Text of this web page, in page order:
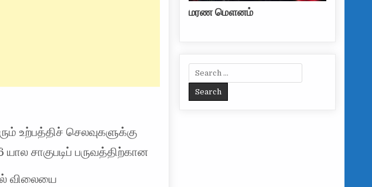
உற்பத்திச் செலவுகளுக்கு
சாகுபடிப் பருவத்திற்கான
விலையை
மரண மௌனம்
Search for: